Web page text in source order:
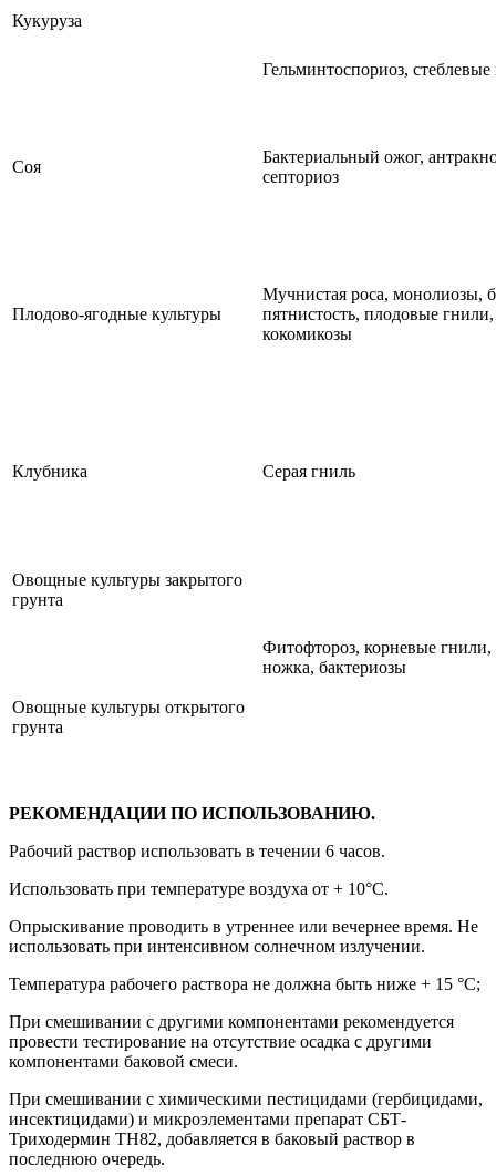
Кукуруза
Гельминтоспориоз,
Соя
Бактериальный ожог,
септориоз
Плодово-ягодные культуры
Мучнистая роса, монолиозы,
пятнистость, плодовые гнили,
кокомикозы
Клубника Серая гниль
Овощные культуры закрытого
грунта
Фитофтороз, корневые гнили,
ножка, бактериозы
Овощные культуры открытого
грунта
РЕКОМЕНДАЦИИ ПО ИСПОЛЬЗОВАНИЮ.
Рабочий раствор использовать в течении 6 часов.
Использовать при температуре воздуха от + 10°С.
Опрыскивание проводить в утреннее или вечернее время. Не
использовать при интенсивном солнечном излучении.
Температура рабочего раствора не должна быть ниже + 15 °С;
При смешивании с другими компонентами рекомендуется
провести тестирование на отсутствие осадка с другими
компонентами баковой смеси.
При смешивании с химическими пестицидами (гербицидами,
инсектицидами) и микроэлементами препарат СБТ-
Триходермин ТН82, добавляется в баковый раствор в
последнюю очередь.